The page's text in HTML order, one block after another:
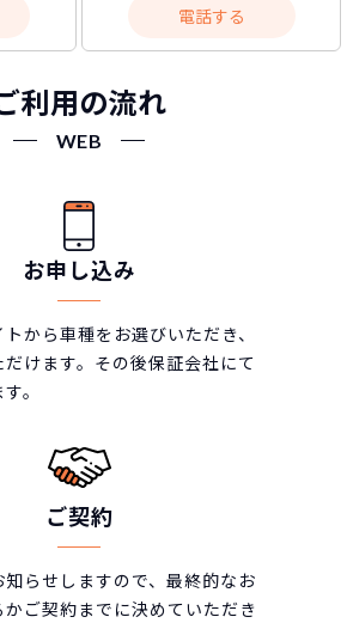
電話する
利用の流れ
WEB
お申し込み
から車種をお選びいただき、
けます。その後保証会社にて
。
ご契約
らせしますので、最終的なお
ご契約までに決めていただき